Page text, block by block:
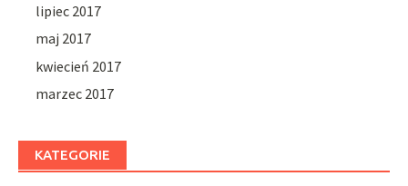
lipiec 2017
maj 2017
kwiecień 2017
marzec 2017
KATEGORIE